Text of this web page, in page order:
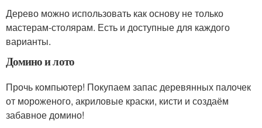
Дерево можно использовать как основу не только
мастерам-столярам. Есть и доступные для каждого
варианты.
Домино и лото
Прочь компьютер! Покупаем запас деревянных палочек
от мороженого, акриловые краски, кисти и создаём
забавное домино!